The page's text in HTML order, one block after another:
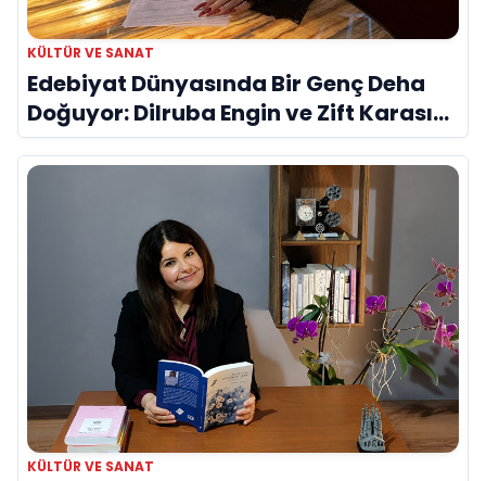
KÜLTÜR VE SANAT
Edebiyat Dünyasında Bir Genç Deha
Doğuyor: Dilruba Engin ve Zift Karası
Evreni ‘AVENOİR’
KÜLTÜR VE SANAT